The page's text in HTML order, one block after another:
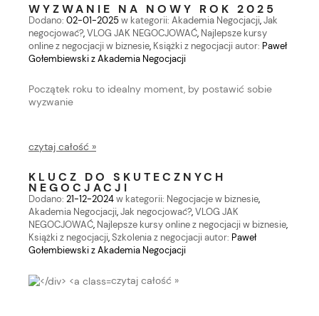
WYZWANIE NA NOWY ROK 2025
Dodano: 02-01-2025w kategorii: Akademia Negocjacji,Jak
negocjować?,VLOG JAK NEGOCJOWAĆ, Najlepsze kursy
online z negocjacji w biznesie, Książki z negocjacji autor: Paweł
Gołembiewski z Akademia Negocjacji
Początek roku to idealny moment, by postawić sobie
wyzwanie
czytaj całość »
KLUCZ DO SKUTECZNYCH
NEGOCJACJI
Dodano: 21-12-2024w kategorii: Negocjacje w biznesie,
Akademia Negocjacji,Jak negocjować?,VLOG JAK
NEGOCJOWAĆ, Najlepsze kursy online z negocjacji w biznesie,
Książki z negocjacji,Szkolenia z negocjacji autor: Paweł
Gołembiewski z Akademia Negocjacji
czytaj całość »